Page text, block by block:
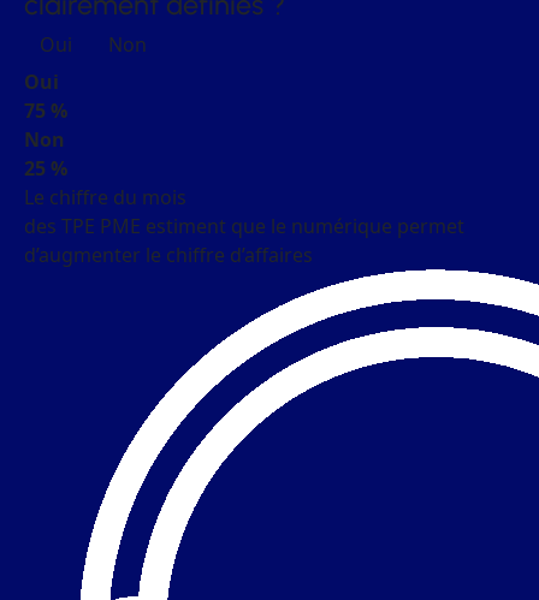
Oui
Non
Oui
75 %
Non
25 %
Le chiffre du mois
des TPE PME estiment que le numérique permet
d’augmenter le chiffre d’affaires